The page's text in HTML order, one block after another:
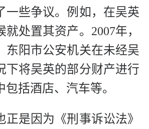
一些争议。例如，在吴英
就处置其资产。2007年，
东阳市公安机关在未经吴
下将吴英的部分财产进行
包括酒店、汽车等。
正是因为《刑事诉讼法》